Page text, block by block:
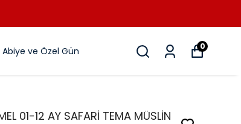
Abiye ve Özel Gün 0
01-12 AY SAFARİ TEMA MÜSLİN